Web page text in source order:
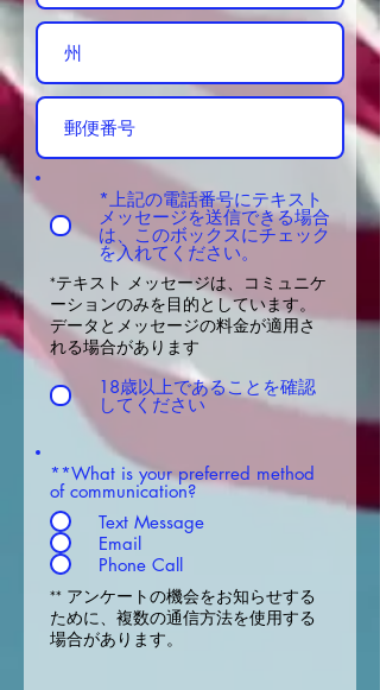
*上記の電話番号にテキスト
メッセージを送信できる場合
は、このボックスにチェック
を入れてください。
*テキスト メッセージは、コミュニケ
ーションのみを目的としています。
データとメッセージの料金が適用さ
れる場合があります
18歳以上であることを確認
してください
**What is your preferred method
of communication?
Text Message
Email
Phone Call
** アンケートの機会をお知らせする
ために、複数の通信方法を使用する
場合があります。